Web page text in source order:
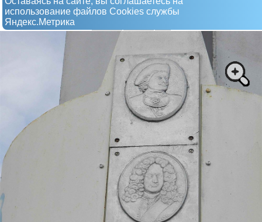
использование файлов Сookies службы
Яндекс.Метрика